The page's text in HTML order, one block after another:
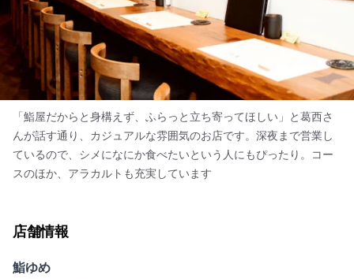
「鮨屋だからと身構えず、ふらっと立ち寄ってほしい」と葛西さ
んが話す通り、カジュアルな雰囲気のお店です。深夜まで営業し
ているので、シメになにか食べたいという人にもぴったり。コー
スのほか、アラカルトも充実しています
店舗情報
鮨ゆめ